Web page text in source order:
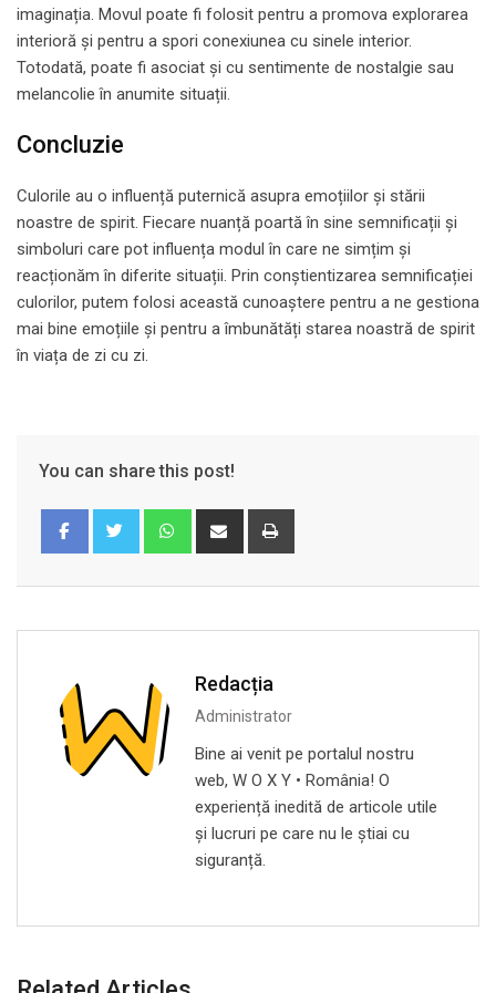
imaginația. Movul poate fi folosit pentru a promova explorarea
interioră și pentru a spori conexiunea cu sinele interior.
Totodată, poate fi asociat și cu sentimente de nostalgie sau
melancolie în anumite situații.
Concluzie
Culorile au o influență puternică asupra emoțiilor și stării
noastre de spirit. Fiecare nuanță poartă în sine semnificații și
simboluri care pot influența modul în care ne simțim și
reacționăm în diferite situații. Prin conștientizarea semnificației
culorilor, putem folosi această cunoaștere pentru a ne gestiona
mai bine emoțiile și pentru a îmbunătăți starea noastră de spirit
în viața de zi cu zi.
You can share this post!
WhatsappShare
Redacția
Administrator
Bine ai venit pe portalul nostru
web, W O X Y • România! O
experiență inedită de articole utile
și lucruri pe care nu le știai cu
siguranță.